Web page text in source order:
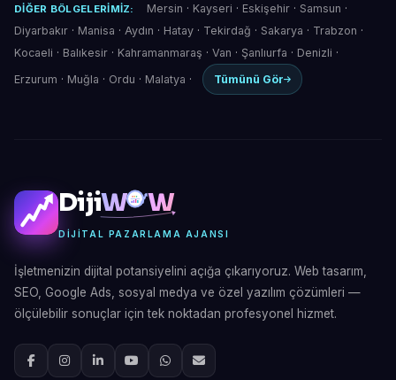
DIĞER BÖLGELERIMIZ: Mersin · Kayseri · Eskişehir· Samsun ·
Diyarbakır · Manisa · Aydın · Hatay · Tekirdağ · Sakarya · Trabzon ·
Kocaeli · Balıkesir · Kahramanmaraş · Van · Şanlıurfa · Denizli ·
Erzurum · Muğla · Ordu · Malatya · Tümünü Gör
DijiW W
DIJITAL PAZARLAMA AJANSI
İşletmenizin dijital potansiyelini açığa çıkarıyoruz. Web tasarım,
SEO, Google Ads, sosyal medya ve özel yazılım çözümleri —
ölçülebilir sonuçlar için tek noktadan profesyonel hizmet.